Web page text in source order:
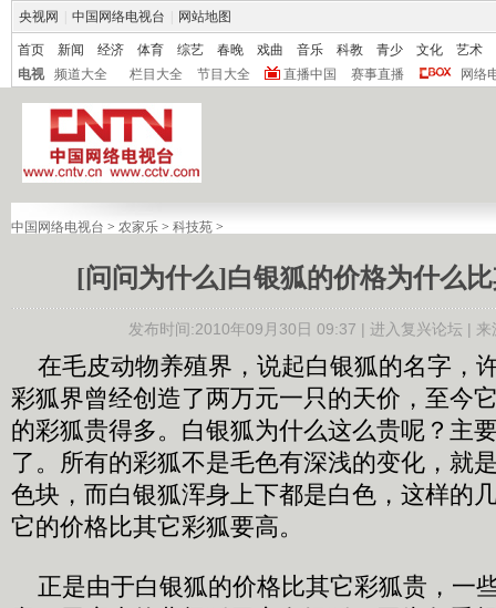
央视网 中国网络电视台 网站地图
首页 新闻 经济 体育 综艺 春晚 戏曲 音乐 科教 青少 文化
艺术
电视
频道大全 栏目大全 节目大全 直播中国 赛事直播 网络
中国网络电视台 > 农家乐 > 科技苑 >
[问问为什么]白银狐的价格为什么
发布时间:2010年09月30日 09:37 | 进入复兴论坛| 来
在毛皮动物养殖界，说起白银狐的名字，
彩狐界曾经创造了两万元一只的天价，至今
的彩狐贵得多。白银狐为什么这么贵呢？主
了。所有的彩狐不是毛色有深浅的变化，就
色块，而白银狐浑身上下都是白色，这样的
它的价格比其它彩狐要高。
正是由于白银狐的价格比其它彩狐贵，一